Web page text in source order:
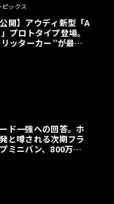
ィルムとして使われ
効果を感じさせる。
す、美しき闘いの始
れるこのモデルは、す
21日から24日にかけ
ジェリで開催される
ニャの期間中、本車
おいて、2隻のAC40
ピックス
公開】アウディ新型「A
プロトタイプ登場。
ッターカー”が最高
リーBEVとして復活
】
ド一強への回答。ホ
と噂される次期フラ
ミニバン、800万円
予想CG】